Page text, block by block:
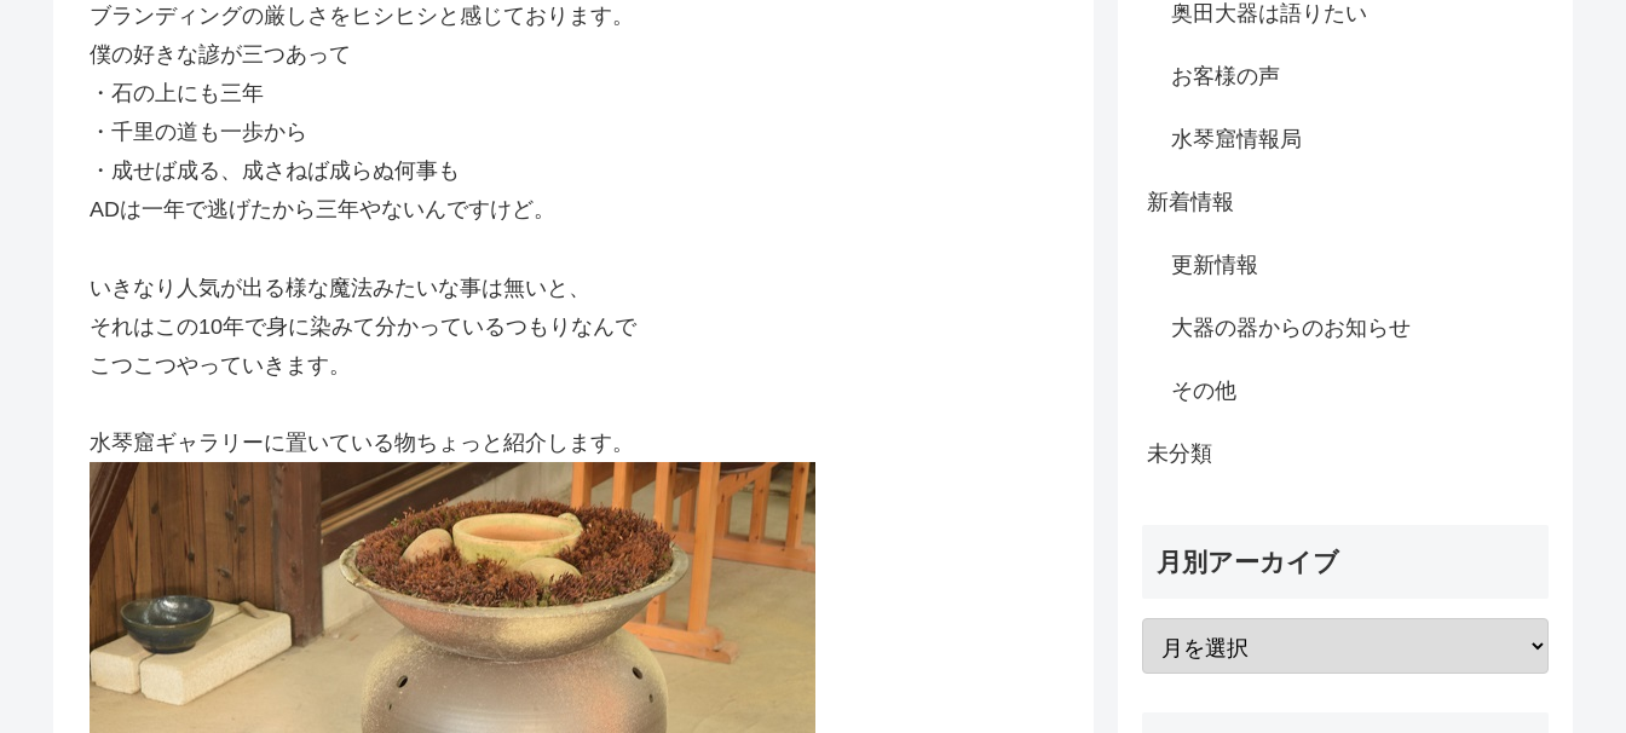
ブランディングの厳しさをヒシヒシと感じております。
僕の好きな諺が三つあって
・石の上にも三年
・千里の道も一歩から
・成せば成る、成さねば成らぬ何事も
ADは一年で逃げたから三年やないんですけど。
いきなり人気が出る様な魔法みたいな事は無いと、
それはこの10年で身に染みて分かっているつもりなんで
こつこつやっていきます。
水琴窟ギャラリーに置いている物ちょっと紹介します。
奥田大器は語りたい
お客様の声
水琴窟情報局
新着情報
更新情報
大器の器からのお知らせ
その他
未分類
月別アーカイブ